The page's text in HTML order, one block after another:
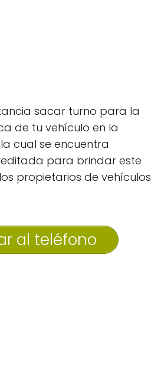
sacar turno para la
de tu vehículo en la
cual se encuentra
para brindar este
propietarios de vehículos
al teléfono